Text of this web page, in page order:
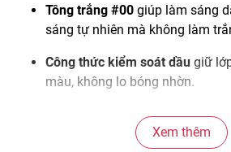
Tông trắng #00 giúp làm sáng
sáng tự nhiên mà không làm
Công thức kiểm soát dầu giữ
màu, không lo bóng nhờn.
Chứa các hạt phấn phản quang
và mềm mịn hơn dưới ánh sáng.
Xem thêm